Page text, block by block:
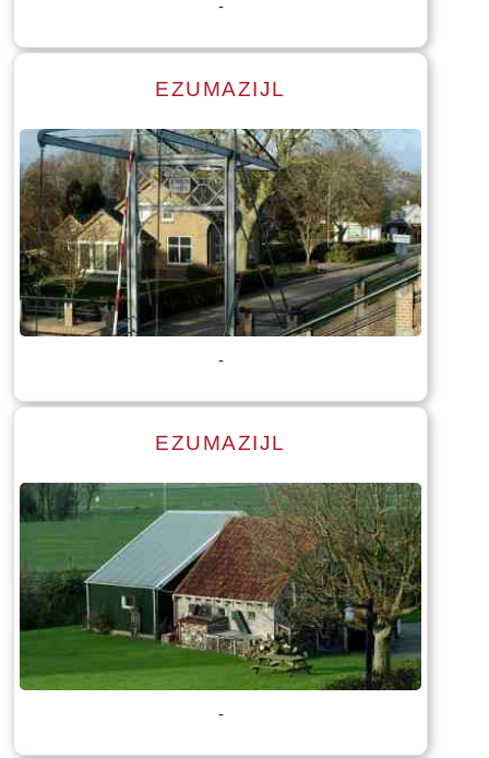
-
Lees meer
Tekst: © Foto: © Bauke Folkertsma
EZUMAZIJL
-
Lees meer
Tekst: © Foto: © Bauke Folkertsma
EZUMAZIJL
-